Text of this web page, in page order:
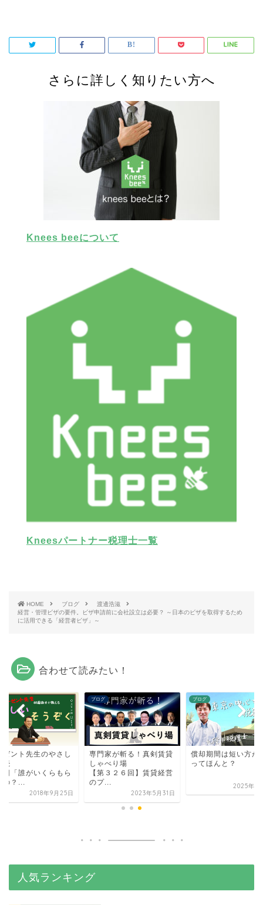
さらに詳しく知りたい方へ
Knees beeについて
Kneesパートナー税理士一覧
HOME ブログ
渡邊浩滋
経営・管理ビザの要件。ビザ申請前に会社設立は必要？ ～日本のビザを取得するため
に活用できる「経営者ビザ」～
合わせて読みたい！
ゼント先生のやさし
続
回「誰がいくらもら
の？...
2018年9月25日
ブログ
専門家が斬る！真剣賃貸
しゃべり場
【第３２６回】賃貸経営
のプ...
2023年5月31日
ブログ
償却期間は短い方が
ってほんと？
2025年9
人気ランキング